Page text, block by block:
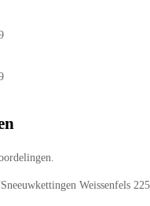
Weissenfels